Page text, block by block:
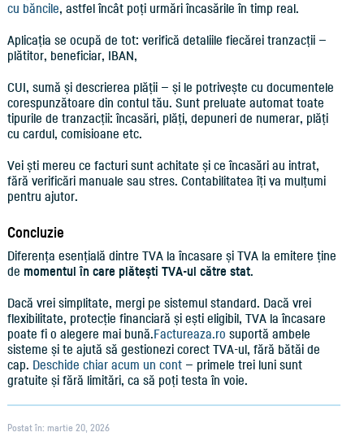
cu băncile, astfel încât poți urmări încasările în timp real.
Aplicația se ocupă de tot: verifică detaliile fiecărei tranzacții —
plătitor, beneficiar, IBAN,
CUI, sumă și descrierea plății — și le potrivește cu documentele
corespunzătoare din contul tău. Sunt preluate automat toate
tipurile de tranzacții: încasări, plăți, depuneri de numerar, plăți
cu cardul, comisioane etc.
Vei ști mereu ce facturi sunt achitate și ce încasări au intrat,
fără verificări manuale sau stres. Contabilitatea îți va mulțumi
pentru ajutor.
Concluzie
Diferența esențială dintre TVA la încasare și TVA la emitere ține
de momentul în care plătești TVA-ul către stat.
Dacă vrei simplitate, mergi pe sistemul standard. Dacă vrei
flexibilitate, protecție financiară și ești eligibil, TVA la încasare
poate fi o alegere mai bună.Factureaza.ro suportă ambele
sisteme și te ajută să gestionezi corect TVA-ul, fără bătăi de
cap. Deschide chiar acum un cont— primele trei luni sunt
gratuite și fără limitări, ca să poți testa în voie.
Postat în: martie 20, 2026